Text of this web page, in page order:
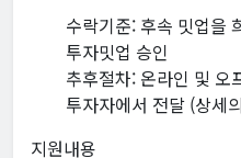
수락기준: 후속 밋업을
투자밋업 승인
추후절차: 온라인 및 오
투자자에서 전달 (상세
지원내용